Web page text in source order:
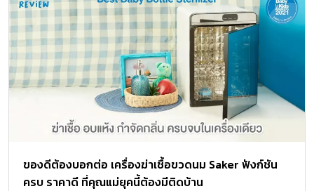
ของดีต้องบอกต่อ เครื่องฆ่าเชื้อขวดนม Saker ฟังก์ชัน
ครบ ราคาดี ที่คุณแม่ยุคนี้ต้องมีติดบ้าน